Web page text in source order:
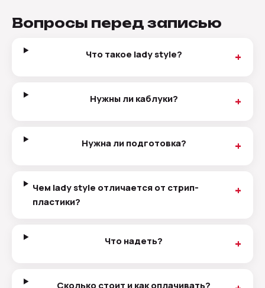
Вопросы перед записью
Что такое lady style?
Нужны ли каблуки?
Нужна ли подготовка?
Чем lady style отличается от стрип-
пластики?
Что надеть?
Сколько стоит и как оплачивать?